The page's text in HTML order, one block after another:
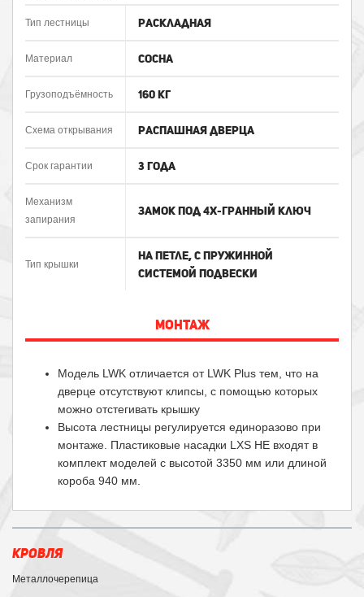
Тип лестницы Раскладная
Материал Сосна
Грузоподъёмность 160 кг
Схема открывания Распашная дверца
Срок гарантии 3 года
Механизм
запирания
Замок под 4х-гранный ключ
Тип крышки
На петле, с пружинной
системой подвески
МОНТАЖ
Модель LWK отличается от LWK Plus тем, что на
дверце отсутствуют клипсы, с помощью которых
можно отстегивать крышку
Высота лестницы регулируется единоразово при
монтаже. Пластиковые насадки LXS НЕ входят в
комплект моделей с высотой 3350 мм или длиной
короба 940 мм.
КРОВЛЯ
Металлочерепица